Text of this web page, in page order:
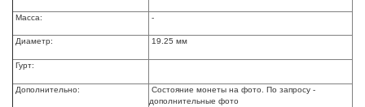
Масса: -
Диаметр: 19.25 мм
Гурт:
Дополнительно:
Состояние монеты на фото. По запросу -
дополнительные фото